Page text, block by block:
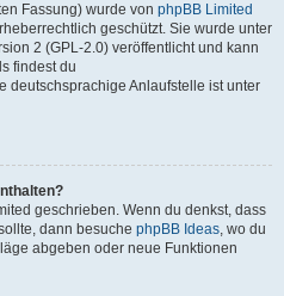
Fassung) wurde von phpBB Limited
geschützt. Sie wurde unter
2 (GPL-2.0) veröffentlicht und kann
findest du
deutschsprachige Anlaufstelle ist unter
geschrieben. Wenn du denkst, dass
dann besuche phpBB Ideas, wo du
abgeben oder neue Funktionen